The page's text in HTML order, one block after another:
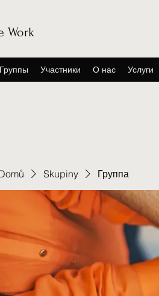
Work
Группы Участники О нас Услуги
Skupiny Группа